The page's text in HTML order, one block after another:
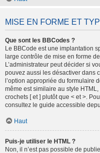
MISE EN FORME ET
Que sont les BBCodes ?
Le BBCode est une implantation
large contrôle de mise en forme
L’administrateur peut décider si
pouvez aussi les désactiver dans
l’option appropriée du formulaire
même est similaire au style
crochets [ et ] plutôt que < et >.
consultez le guide accessible
Haut
Puis-je utiliser le HTML ?
Non, il n’est pas possible de